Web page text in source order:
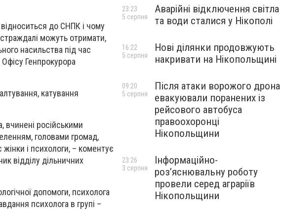
до СНПК і чому
можуть отримати,
насильства під час
Генпрокурора
катування
російськими
головами громад,
і психологи, – коментує
відділу дільничних
допомоги, психолога
психолога в групі –
Аварійні відключення світла
та води сталися у Нікополі
23:23
5 серпня
Нові ділянки продовжують
накривати на Нікопольщині
16:22
5 серпня
Після атаки ворожого дрона
евакуювали поранених із
рейсового автобуса
правоохоронці
Нікопольщини
09:20
5 серпня
Інформаційно-
роз’яснювальну роботу
провели серед аграріїв
Нікопольщини
23:26
3 серпня